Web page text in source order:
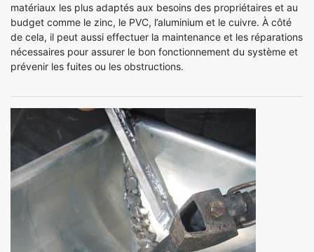
matériaux les plus adaptés aux besoins des propriétaires et au
budget comme le zinc, le PVC, l’aluminium et le cuivre. À côté
de cela, il peut aussi effectuer la maintenance et les réparations
nécessaires pour assurer le bon fonctionnement du système et
prévenir les fuites ou les obstructions.